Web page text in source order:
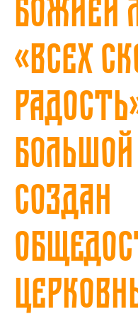
«Всех
создан